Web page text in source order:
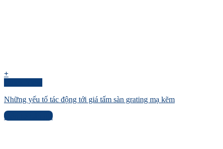
+
Những yếu tố tác động tới giá tấm sàn grating mạ kẽm
Liên hệ báo giá